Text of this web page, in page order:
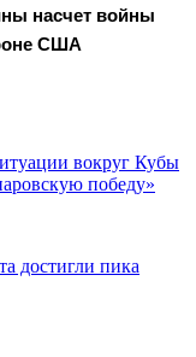
насчет войны
США
вокруг Кубы
победу»
достигли пика